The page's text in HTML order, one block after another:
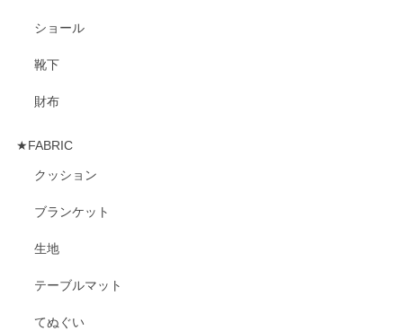
ショール
靴下
財布
★FABRIC
クッション
ブランケット
生地
テーブルマット
てぬぐい